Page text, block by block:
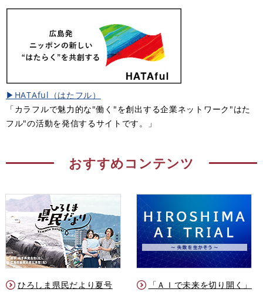
▶HATAful（はたフル）
「カラフルで魅力的な"働く"を創出する企業ネットワーク"はた
フル"の活動を発信するサイトです。」
おすすめコンテンツ
ひろしま県民だより夏号
「ＡＩで未来を切り開く」